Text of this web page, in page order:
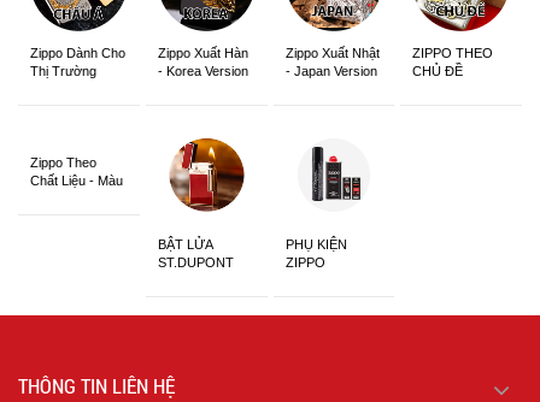
Zippo Dành Cho
Thị Trường
Zippo Xuất Hàn
- Korea Version
Zippo Xuất Nhật
- Japan Version
ZIPPO THEO
CHỦ ĐỀ
Zippo Theo
Chất Liệu - Màu
BẬT LỬA
ST.DUPONT
PHỤ KIỆN
ZIPPO
THÔNG TIN LIÊN HỆ